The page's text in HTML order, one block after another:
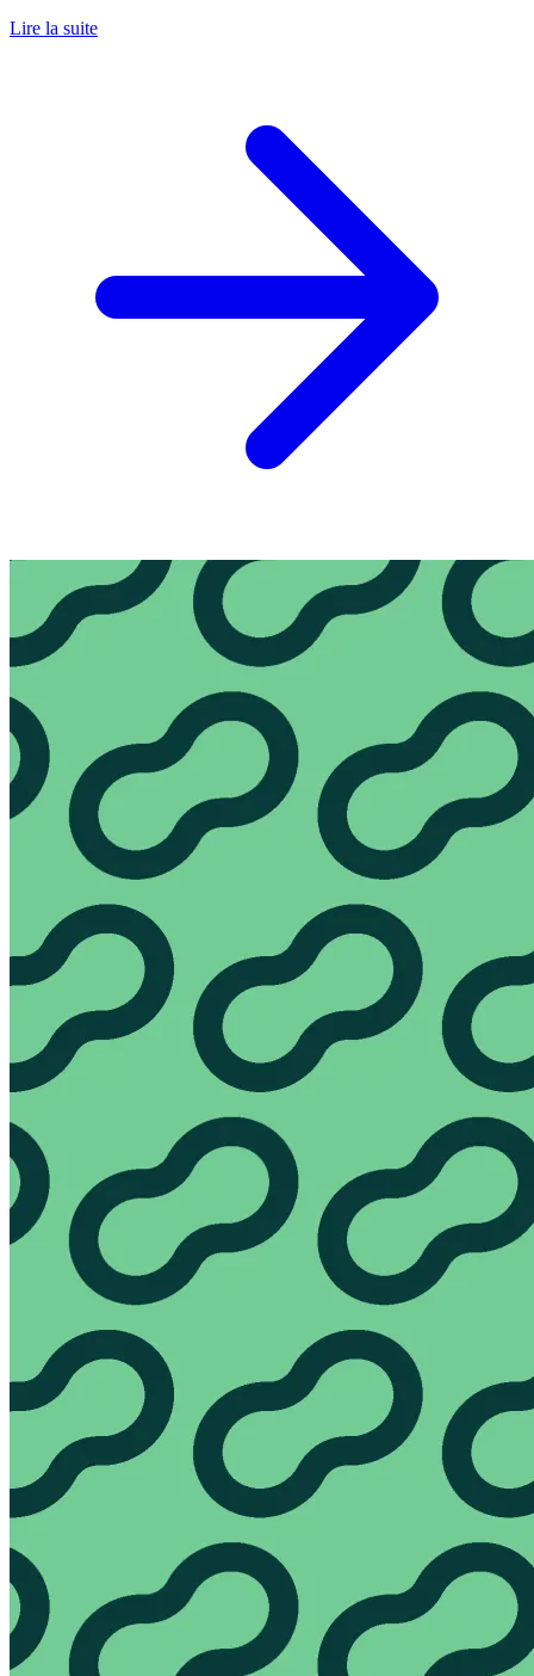
Lire la suite